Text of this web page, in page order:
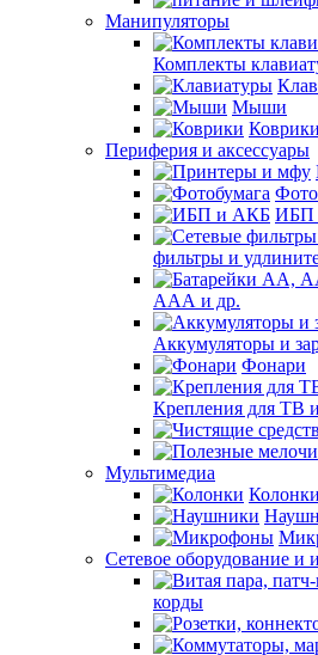
Манипуляторы
Комплекты
Мыши
Коврики
Периферия и аксессуары
ИБП
фильтры и
ААА и др.
Аккумуляторы и
Фонари
Крепления для ТВ
Мультимедиа
Колонки
Сетевое оборудование и
корды